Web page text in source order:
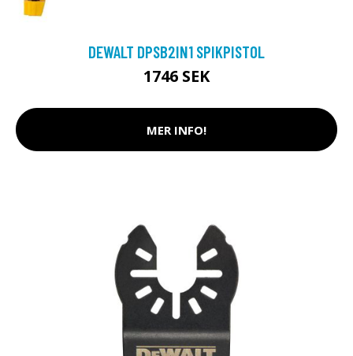
DEWALT DPSB2IN1 SPIKPISTOL
1746 SEK
MER INFO!